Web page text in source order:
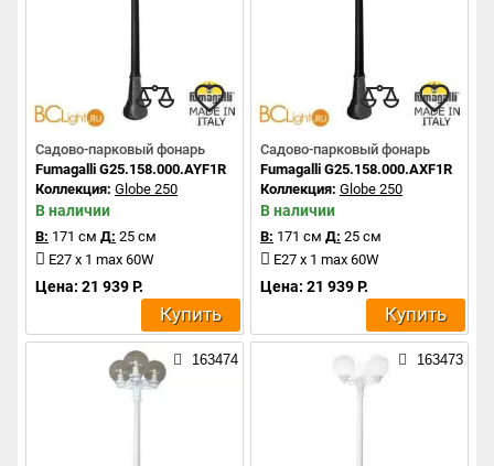
Садово-парковый фонарь
Fumagalli G25.158.000.AYF1R
Коллекция: Globe 250
В наличии
В: 171 см Д: 25 см
E27 x 1 max 60W
Цена: 21 939 Р.
Купить
Садово-парковый фонарь
Fumagalli G25.158.000.AXF1R
Коллекция: Globe 250
В наличии
В: 171 см Д: 25 см
E27 x 1 max 60W
Цена: 21 939 Р.
Купить
163474 163473